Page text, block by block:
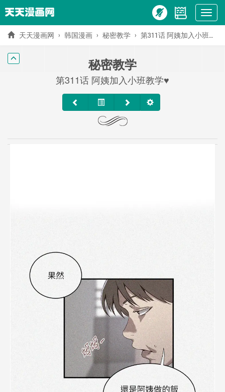
Show
menu
天天漫画网 韩国漫画 秘密教学 第311话 阿姨加入小班教学♥
秘密教学
第311话 阿姨加入小班教学♥